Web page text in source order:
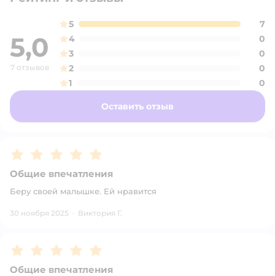
5,0
7 отзывов
5
7
4
0
3
0
2
0
1
0
Оставить отзыв
Рейтинг:5
Общие впечатления
Беру своей малышке. Ей нравится
30 ноября 2025 · Виктория Г.
Рейтинг:5
Общие впечатления